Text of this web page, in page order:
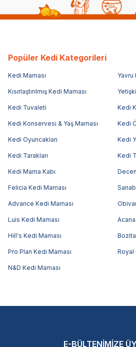
Popüler Kedi Kategorileri
Kedi Maması Yavru
Kısırlaştırılmış Kedi Maması
Kedi Tuvaleti Kedi
Kedi Konservesi & Yaş Maması Kedi
Kedi Oyuncakları Kedi
Kedi Tarakları Kedi
Kedi Mama Kabı
Felicia Kedi Maması
Advance Kedi Maması
Luis Kedi Maması
Hill's Kedi Maması
Pro Plan Kedi Maması Royal
N&D Kedi Maması
E-BÜLTENİMİZE